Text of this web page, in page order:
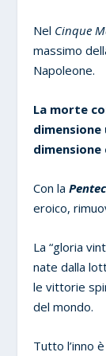
Nel Cinque
massimo
Napoleone.
La morte
dimensione
Con la
eroico,
La “gloria
nate dalla
le vittorie
del mondo.
Tutto l’inno